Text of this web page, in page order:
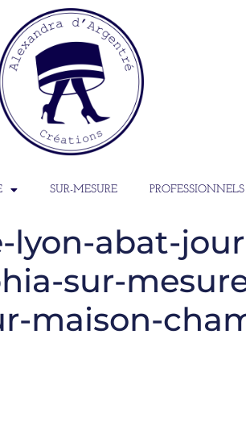
SUR-MESURE PROFESSIONNELS
abat-
sur-
maison-